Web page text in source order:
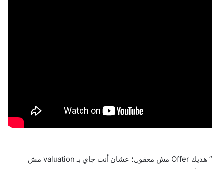
” هديك Offer مش معقول؛ عشان أنت جاي بـ valuation مش